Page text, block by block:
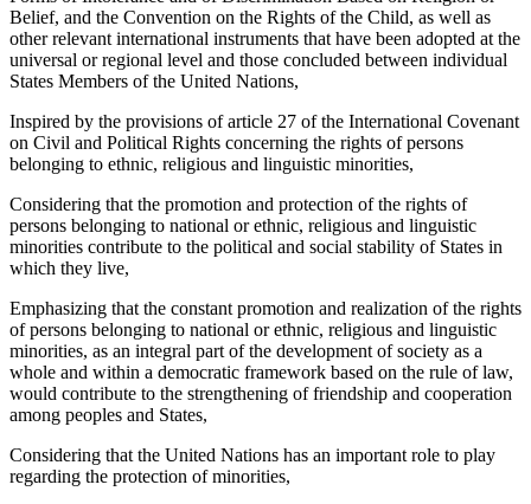
Belief, and the Convention on the Rights of the Child, as well as
other relevant international instruments that have been adopted at the
universal or regional level and those concluded between individual
States Members of the United Nations,
Inspired by the provisions of article 27 of the International Covenant
on Civil and Political Rights concerning the rights of persons
belonging to ethnic, religious and linguistic minorities,
Considering that the promotion and protection of the rights of
persons belonging to national or ethnic, religious and linguistic
minorities contribute to the political and social stability of States in
which they live,
Emphasizing that the constant promotion and realization of the rights
of persons belonging to national or ethnic, religious and linguistic
minorities, as an integral part of the development of society as a
whole and within a democratic framework based on the rule of law,
would contribute to the strengthening of friendship and cooperation
among peoples and States,
Considering that the United Nations has an important role to play
regarding the protection of minorities,